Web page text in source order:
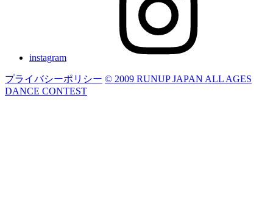
instagram
プライバシーポリシー © 2009 RUNUP JAPAN ALL AGES
DANCE CONTEST